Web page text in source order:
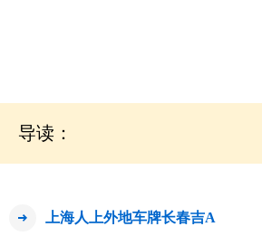
导读：
上海人上外地车牌长春吉A